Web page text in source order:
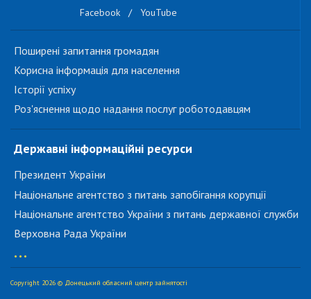
Facebook / YouTube
Поширені запитання громадян
Корисна інформація для населення
Історії успіху
Роз'яснення щодо надання послуг роботодавцям
Державні інформаційні ресурси
Президент України
Національне агентство з питань запобігання корупції
Національне агентство України з питань державної служби
Верховна Рада України
...
Copyright 2026 © Донецький обласний центр зайнятості